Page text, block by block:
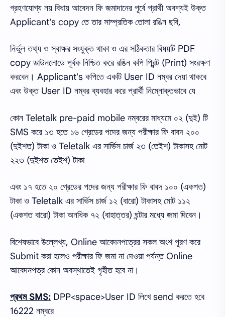
গ্রহণযোগ্য নয় বিধায় আবেদন ফি জমাদানের পূর্বে প্রার্থী অবশ্যই উক্ত
Applicant's copy তে তার সাম্প্রতিক তোলা রঙিন ছবি,
নির্ভুল তথ্য ও স্বাক্ষর সংযুক্ত থাকা ও এর সঠিকতার বিষয়টি PDF
copy ডাউনলোডে পূর্বক নিশ্চিত করে রঙিন কপি প্রিন্ট (Print) সংরক্ষণ
করবেন। Applicant's কপিতে একটি User ID নম্বর দেয়া থাকবে
এবং উক্ত User ID নম্বর ব্যবহার করে প্রার্থী নিম্নোক্তভাবে যে
কোন Teletalk pre-paid mobile নম্বরের মাধ্যমে ০২ (দুই) টি
SMS করে ১৩ হতে ১৬ গ্রেডের পদের জন্য পরীক্ষার ফি বাবদ ২০০
(দুইশত) টাকা ও Teletalk এর সার্ভিস চার্জ ২৩ (তেইশ) টাকাসহ মোট
২২৩ (দুইশত তেইশ) টাকা
এবং ১৭ হতে ২০ গ্রেডের পদের জন্য পরীক্ষার ফি বাবদ ১০০ (একশত)
টাকা ও Teletalk এর সার্ভিস চার্জ ১২ (বারো) টাকাসহ মোট ১১২
(একশত বারো) টাকা অনধিক ৭২ (বাহাত্তর) ঘন্টার মধ্যে জমা দিবেন।
বিশেষভাবে উল্লেখ্য, Online আবেদনপত্রের সকল অংশ পূরণ করে
Submit করা হলেও পরীক্ষার ফি জমা না দেওয়া পর্যন্ত Online
আবেদনপত্র কোন অবস্থাতেই গৃহীত হবে না।
প্রথম SMS: DPP<space>User ID লিখে send করতে হবে
16222 নম্বরে